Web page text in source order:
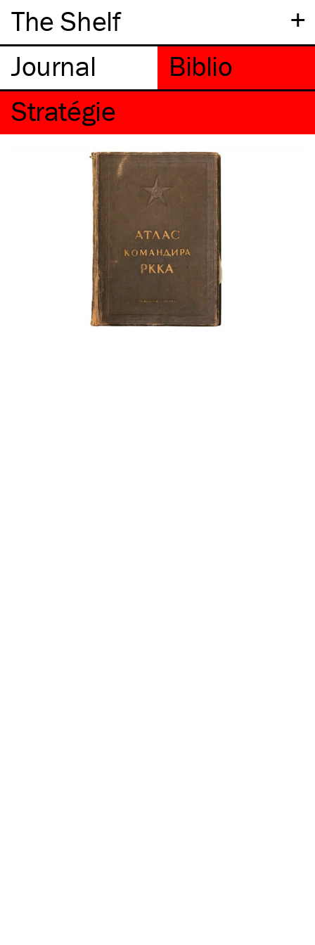
+
The Shelf
Stratégie